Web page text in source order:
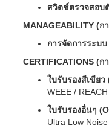
สวิตช์ตรวจสอบ
MANAGEABILITY (ก
การจัดการระบ
CERTIFICATIONS (
ใบรับรองสีเขีย
WEEE / REACH
ใบรับรองอื่นๆ
Ultra Low Noise